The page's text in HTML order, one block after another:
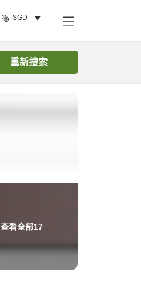
SGD
重新搜索
查看全部17
搜索客房